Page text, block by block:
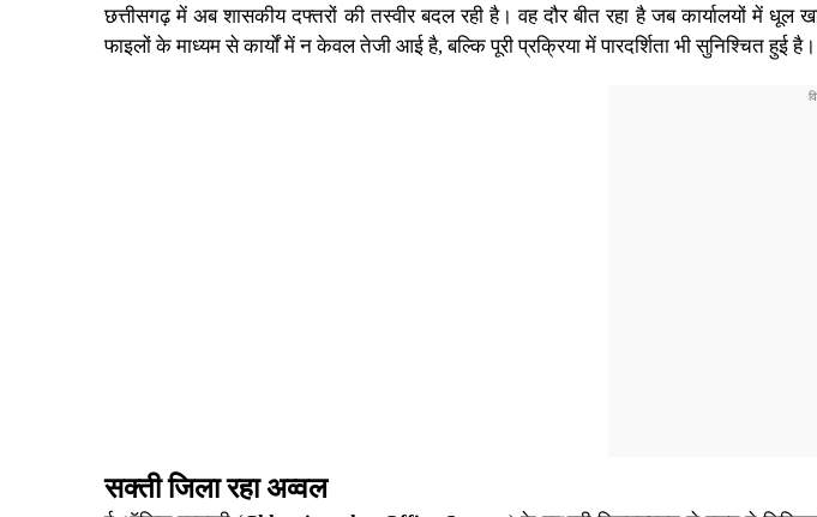
छत्तीसगढ़ में अब शासकीय दफ्तरों की तस्वीर बदल रही है। वह दौर बीत रहा है जब कार्यालयों में
फाइलों के माध्यम से कार्यों में न केवल तेजी आई है, बल्कि पूरी प्रक्रिया में पारदर्शिता भी सुनिश्चित हुई है।
सक्ती जिला रहा अव्वल